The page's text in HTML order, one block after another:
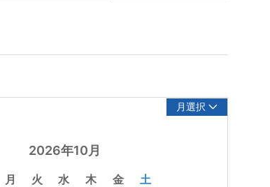
月選択
2026年10月
月 火 水 木 金 土